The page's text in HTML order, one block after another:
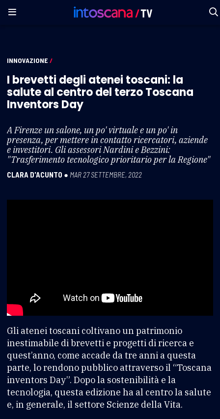
INNOVAZIONE /
I brevetti degli atenei toscani: la
salute al centro del terzo Toscana
Inventors Day
A Firenze un salone, un po' virtuale e un po' in
presenza, per mettere in contatto ricercatori, aziende
e investitori. Gli assessori Nardini e Bezzini:
"Trasferimento tecnologico prioritario per la Regione"
CLARA D'ACUNTO ● MAR 27 SETTEMBRE, 2022
Gli atenei toscani coltivano un patrimonio
inestimabile di brevetti e progetti di ricerca e
quest’anno, come accade da tre anni a questa
parte, lo rendono pubblico attraverso il “Toscana
inventors Day”. Dopo la sostenibilità e la
tecnologia, questa edizione ha al centro la salute
e, in generale, il settore Scienze della Vita.